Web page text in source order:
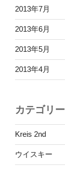
2013年7月
2013年6月
2013年5月
2013年4月
カテゴリー
Kreis 2nd
ウイスキー